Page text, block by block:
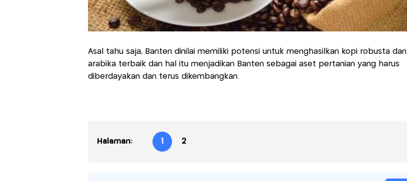
Asal tahu saja, Banten dinilai memiliki potensi untuk menghasilkan kopi robusta dan
arabika terbaik dan hal itu menjadikan Banten sebagai aset pertanian yang harus
diberdayakan dan terus dikembangkan.
Halaman: 1 2